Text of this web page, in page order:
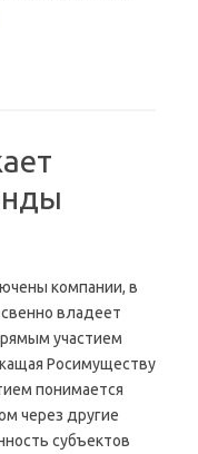
компании, в
владеет
участием
Росимуществу
понимается
через другие
субъектов